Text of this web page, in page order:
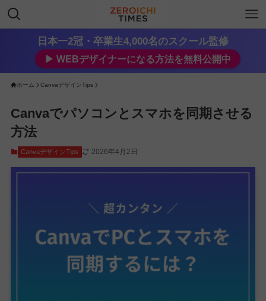
日本一2冠・卒業生4,000名のスクール監修
▶︎ WEBデザイナーになる方法を無料公開中
ホーム CanvaデザインTips
Canvaでパソコンとスマホを同期させる
方法
CanvaデザインTips 2026年4月2日